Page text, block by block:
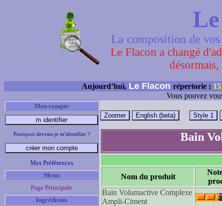
La composition de
Le Flacon a changé
Aujourd’hui, Le Flacon répertorie :
Vous pouvez
Mon compte
Pourquoi devrais-je m'identifier ?
Mes Préférences
Menu
Page Principale
Ingrédients
Bain
Nom du produit
Bain Volumactive Complexe
Ampli-Ciment